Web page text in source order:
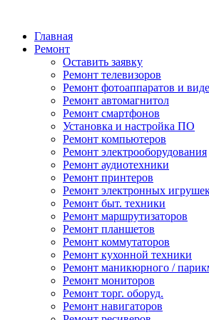
Главная
Ремонт
Оставить заявку
Ремонт телевизоров
Ремонт фотоаппаратов и
Ремонт автомагнитол
Ремонт смартфонов
Установка и настройка ПО
Ремонт компьютеров
Ремонт электрооборудования
Ремонт аудиотехники
Ремонт принтеров
Ремонт электронных
Ремонт быт. техники
Ремонт маршрутизаторов
Ремонт планшетов
Ремонт коммутаторов
Ремонт кухонной техники
Ремонт маникюрного /
Ремонт мониторов
Ремонт торг. оборуд.
Ремонт навигаторов